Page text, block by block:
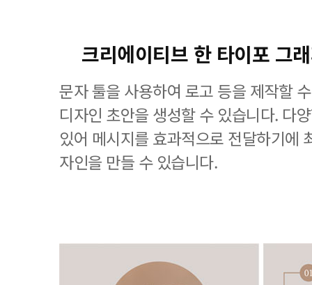
크리에이티브 한 타이포 그
문자 툴을 사용하여 로고 등을 제작할
디자인 초안을 생성할 수 있습니다. 다
있어 메시지를 효과적으로 전달하기에
자인을 만들 수 있습니다.